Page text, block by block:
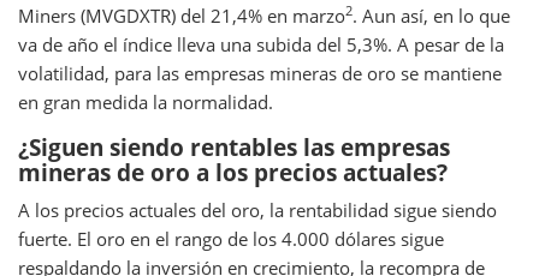
Miners (MVGDXTR) del 21,4% en marzo2. Aun así, en lo que
va de año el índice lleva una subida del 5,3%. A pesar de la
volatilidad, para las empresas mineras de oro se mantiene
en gran medida la normalidad.
¿Siguen siendo rentables las empresas
mineras de oro a los precios actuales?
A los precios actuales del oro, la rentabilidad sigue siendo
fuerte. El oro en el rango de los 4.000 dólares sigue
respaldando la inversión en crecimiento, la recompra de